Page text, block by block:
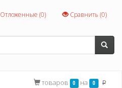
Отложенные (0) Сравнить (0)
товаров 0 на 0 p